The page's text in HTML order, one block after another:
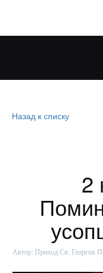
Назад к списку
2
Автор: Приход Св. Георгия